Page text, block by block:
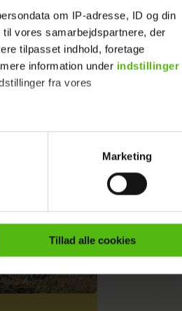
om IP-adresse, ID og din
vores samarbejdspartnere, der
tilpasset indhold, foretage
information under indstillinger
fra vores
relevant journalistisk indhold til dig.
hjemmeside. Vi indsamler data
i både
Marketing
Tillad alle cookies